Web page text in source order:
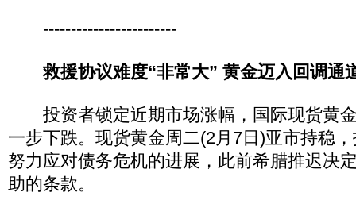
------------------------
救援协议难度“非常大” 黄金迈入回调通
投资者锁定近期市场涨幅，国际现货黄
一步下跌。现货黄金周二(2月7日)亚市持稳
努力应对债务危机的进展，此前希腊推迟决
助的条款。